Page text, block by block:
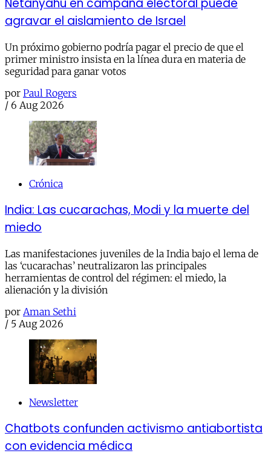
Netanyahu en campaña electoral puede
agravar el aislamiento de Israel
Un próximo gobierno podría pagar el precio de que el
primer ministro insista en la línea dura en materia de
seguridad para ganar votos
por Paul Rogers
/ 6 Aug 2026
Crónica
India: Las cucarachas, Modi y la muerte del
miedo
Las manifestaciones juveniles de la India bajo el lema de
las ‘cucarachas’ neutralizaron las principales
herramientas de control del régimen: el miedo, la
alienación y la división
por Aman Sethi
/ 5 Aug 2026
Newsletter
Chatbots confunden activismo antiabortista
con evidencia médica